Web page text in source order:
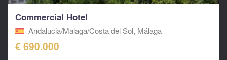
Commercial Hotel
Andalucia/Malaga/Costa del Sol, Málaga
€ 690.000